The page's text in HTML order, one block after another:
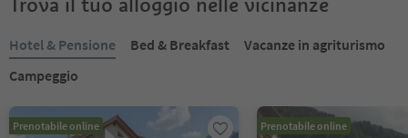
Hotel & Pensione Bed & Breakfast
Vacanze in agriturismo
Campeggio
Prenotabile online Prenotabile online